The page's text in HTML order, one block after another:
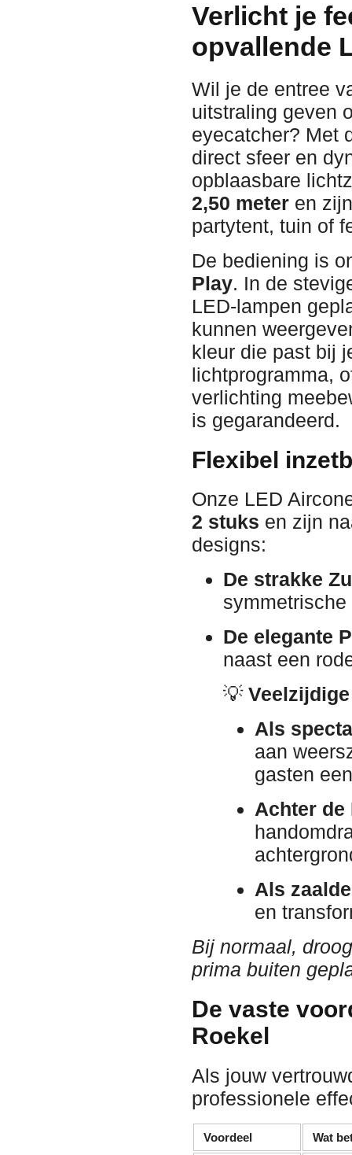
Verlicht je
opvallende
Wil je de entree
uitstraling geven
eyecatcher? Met
direct sfeer en
opblaasbare
2,50 meter en
partytent, tuin of
De bediening is
Play. In de
LED-lampen
kunnen
kleur die past bij
lichtprogramma,
verlichting
is gegarandeerd.
Flexibel
Onze LED
2 stuks en zijn
designs:
De strakke
De elegante
naast een
💡
Als
aan
gasten
Achter de
Als
en
Bij normaal,
prima buiten
De vaste
Roekel
Als jouw
professionele
Voordeel Wat